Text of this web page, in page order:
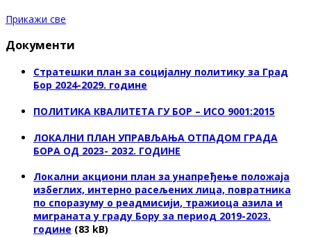
Прикажи све
Документи
Стратешки план за социјалну политику за Град
Бор 2024-2029. године
ПОЛИТИКА КВАЛИТЕТА ГУ БОР – ИСО 9001:2015
ЛОКАЛНИ ПЛАН УПРАВЉАЊА ОТПАДОМ ГРАДА
БОРА ОД 2023- 2032. ГОДИНЕ
Локални акциони план за унапређење положаја
избеглих, интерно расељених лица, повратника
по споразуму о реадмисији, тражиоца азила и
миграната у граду Бору за период 2019-2023.
године (83 kB)